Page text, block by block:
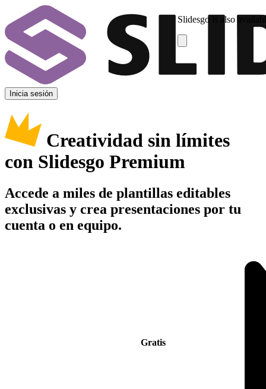
Slidesgo is also
Inicia sesión
Creatividad sin límites
con Slidesgo Premium
Accede a miles de plantillas editables
exclusivas y crea presentaciones por tu
cuenta o en equipo.
Gratis